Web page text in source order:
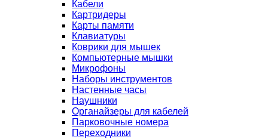
Кабели
Картридеры
Карты памяти
Клавиатуры
Коврики для мышек
Компьютерные мышки
Микрофоны
Наборы инструментов
Настенные часы
Наушники
Органайзеры для кабелей
Парковочные номера
Переходники